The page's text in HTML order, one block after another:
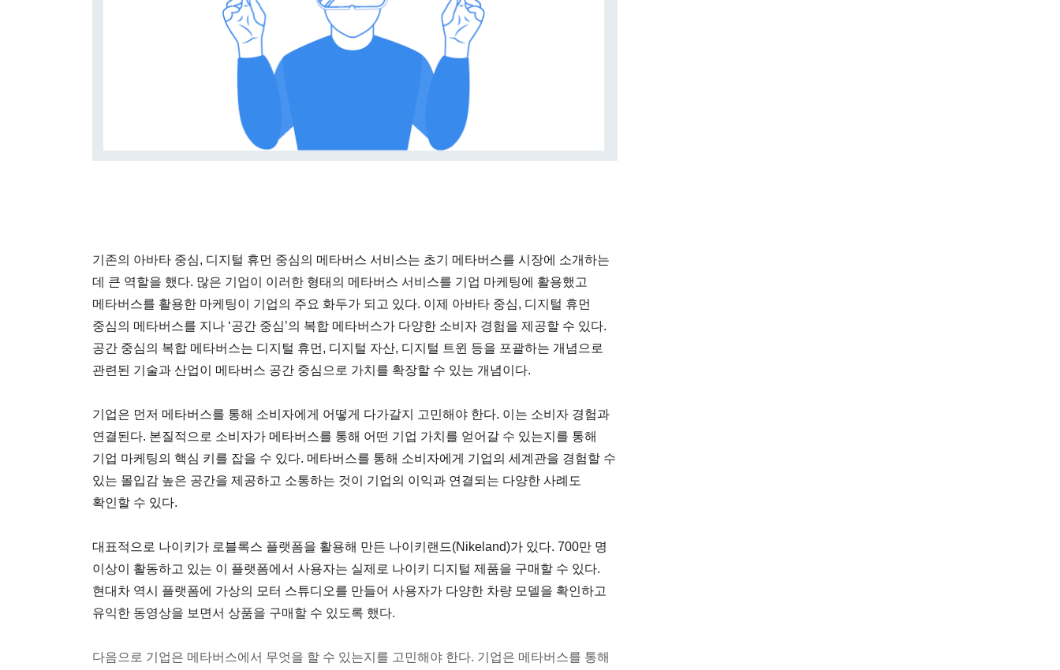
기존의 아바타 중심, 디지털 휴먼 중심의 메타버스 서비스는 초기 메타버스를 시장에 소개하는
데 큰 역할을 했다. 많은 기업이 이러한 형태의 메타버스 서비스를 기업 마케팅에 활용했고
메타버스를 활용한 마케팅이 기업의 주요 화두가 되고 있다. 이제 아바타 중심, 디지털 휴먼
중심의 메타버스를 지나 ‘공간 중심’의 복합 메타버스가 다양한 소비자 경험을 제공할 수 있다.
공간 중심의 복합 메타버스는 디지털 휴먼, 디지털 자산, 디지털 트윈 등을 포괄하는 개념으로
관련된 기술과 산업이 메타버스 공간 중심으로 가치를 확장할 수 있는 개념이다.
기업은 먼저 메타버스를 통해 소비자에게 어떻게 다가갈지 고민해야 한다. 이는 소비자 경험과
연결된다. 본질적으로 소비자가 메타버스를 통해 어떤 기업 가치를 얻어갈 수 있는지를 통해
기업 마케팅의 핵심 키를 잡을 수 있다. 메타버스를 통해 소비자에게 기업의 세계관을 경험할 수
있는 몰입감 높은 공간을 제공하고 소통하는 것이 기업의 이익과 연결되는 다양한 사례도
확인할 수 있다.
대표적으로 나이키가 로블록스 플랫폼을 활용해 만든 나이키랜드(Nikeland)가 있다. 700만 명
이상이 활동하고 있는 이 플랫폼에서 사용자는 실제로 나이키 디지털 제품을 구매할 수 있다.
현대차 역시 플랫폼에 가상의 모터 스튜디오를 만들어 사용자가 다양한 차량 모델을 확인하고
유익한 동영상을 보면서 상품을 구매할 수 있도록 했다.
다음으로 기업은 메타버스에서 무엇을 할 수 있는지를 고민해야 한다. 기업은 메타버스를 통해